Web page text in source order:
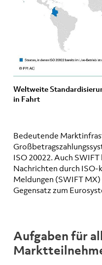
Weltweite
in Fahrt
Bedeutende
ISO 20022. Auch
Nachrichten durch ISO-
Meldungen (SWIFT
Gegensatz zum
Aufgaben für